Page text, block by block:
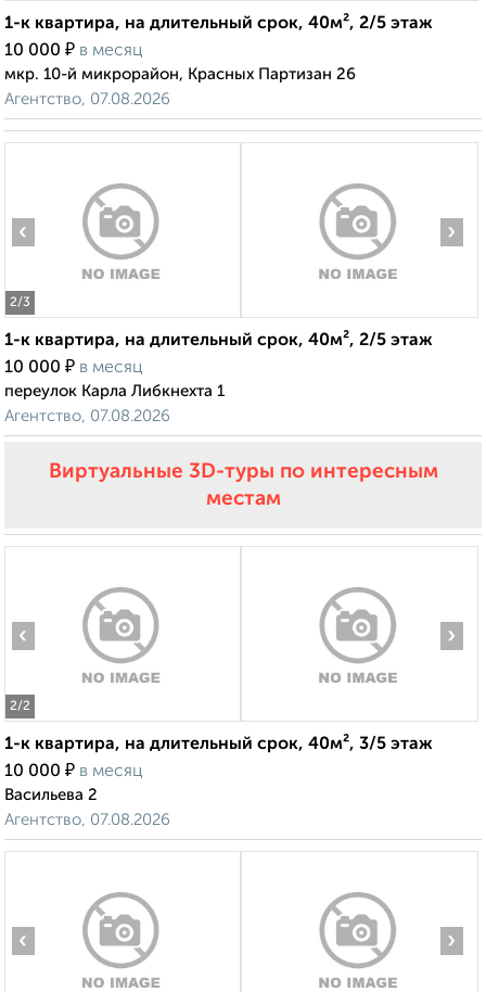
1-к квартира, на длительный срок, 40м², 2/5 этаж
10 000 ₽ в месяц
мкр. 10-й микрорайон, Красных Партизан 26
Агентство, 07.08.2026
2/3
‹ ›
1-к квартира, на длительный срок, 40м², 2/5 этаж
10 000 ₽ в месяц
переулок Карла Либкнехта 1
Агентство, 07.08.2026
Виртуальные 3D-туры по интересным
местам
2/2
‹ ›
1-к квартира, на длительный срок, 40м², 3/5 этаж
10 000 ₽ в месяц
Васильева 2
Агентство, 07.08.2026
‹ ›